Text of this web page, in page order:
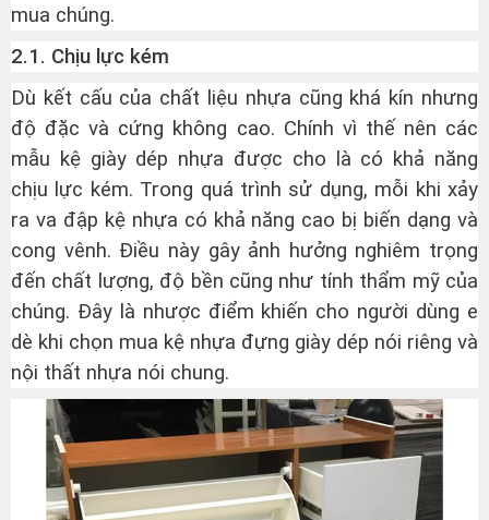
mua chúng.
2.1. Chịu lực kém
Dù kết cấu của chất liệu nhựa cũng khá kín nhưng
độ đặc và cứng không cao. Chính vì thế nên các
mẫu kệ giày dép nhựa được cho là có khả năng
chịu lực kém. Trong quá trình sử dụng, mỗi khi xảy
ra va đập kệ nhựa có khả năng cao bị biến dạng và
cong vênh. Điều này gây ảnh hưởng nghiêm trọng
đến chất lượng, độ bền cũng như tính thẩm mỹ của
chúng. Đây là nhược điểm khiến cho người dùng e
dè khi chọn mua kệ nhựa đựng giày dép nói riêng và
nội thất nhựa nói chung.